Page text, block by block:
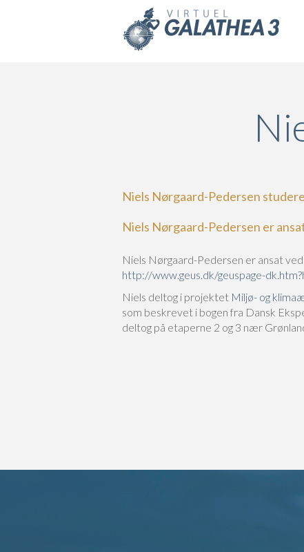
Niels Nørgaard-Pedersen
Niels Nørgaard-Pedersen er
Niels Nørgaard-Pedersen er ansat
http://www.geus.dk/geuspage-
Niels deltog i projektet Miljø- og
som beskrevet i bogen fra Dansk
deltog på etaperne 2 og 3 nær